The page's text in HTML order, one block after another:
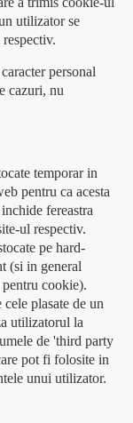
utilizator se
personal
cazuri, nu
temporar in
pentru ca acesta
fereastra
ul respectiv.
pe hard-
(si in general
cookie).
plasate de un
utilizatorul la
de 'third party
pot fi folosite in
unui utilizator.